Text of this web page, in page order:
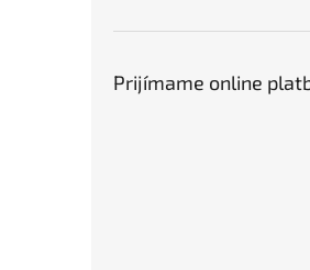
Prijímame online